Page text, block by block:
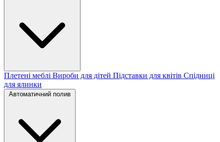
Плетені меблі Вироби для дітей Підставки для квітів Спідниці
для ялинки
Автоматичний полив